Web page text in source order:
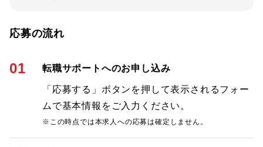
応募の流れ
01 転職サポートへのお申し込み
「応募する」ボタンを押して表示されるフォー
ムで基本情報をご入力ください。
※この時点では本求人への応募は確定しません。